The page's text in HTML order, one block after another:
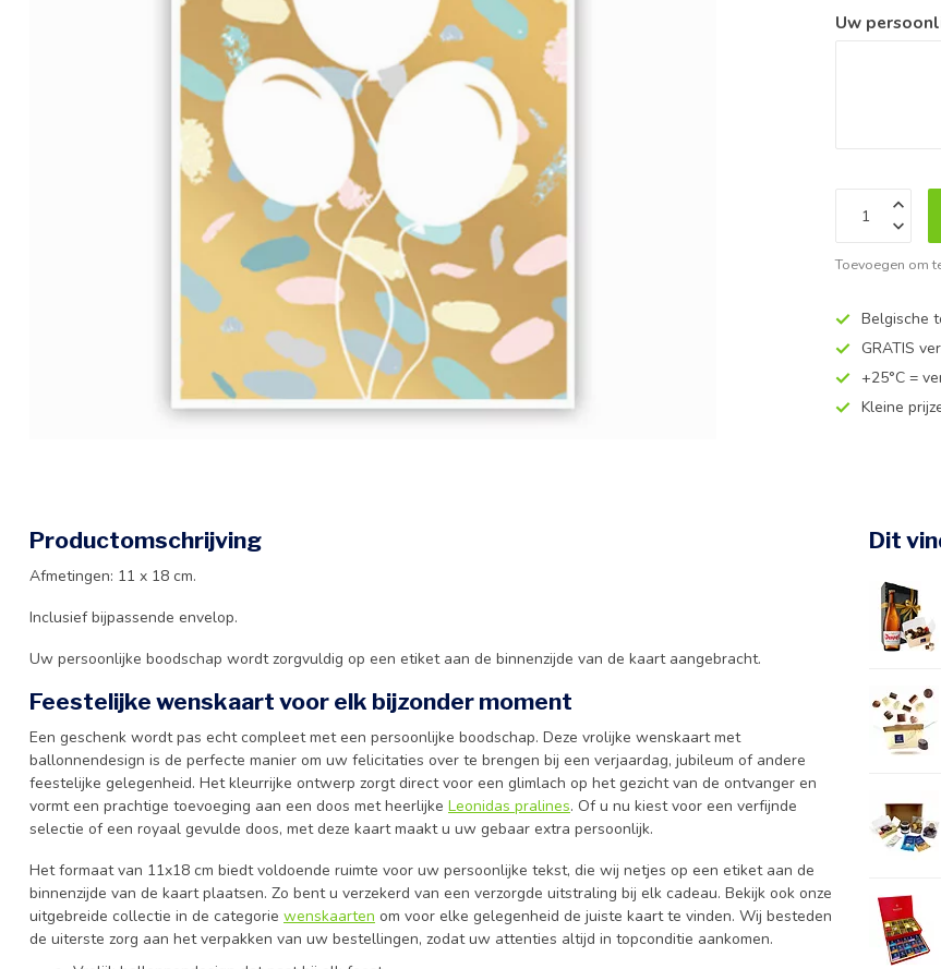
Uw
Toevoegen om
Belgische
GRATIS
+25°C =
Kleine
Productomschrijving
Afmetingen: 11 x 18 cm.
Inclusief bijpassende envelop.
Uw persoonlijke boodschap wordt zorgvuldig op een etiket aan de binnenzijde van de kaart aangebracht.
Feestelijke wenskaart voor elk bijzonder moment
Een geschenk wordt pas echt compleet met een persoonlijke boodschap. Deze vrolijke wenskaart met
ballonnendesign is de perfecte manier om uw felicitaties over te brengen bij een verjaardag, jubileum of andere
feestelijke gelegenheid. Het kleurrijke ontwerp zorgt direct voor een glimlach op het gezicht van de ontvanger en
vormt een prachtige toevoeging aan een doos met heerlijke Leonidas pralines. Of u nu kiest voor een verfijnde
selectie of een royaal gevulde doos, met deze kaart maakt u uw gebaar extra persoonlijk.
Het formaat van 11x18 cm biedt voldoende ruimte voor uw persoonlijke tekst, die wij netjes op een etiket aan de
binnenzijde van de kaart plaatsen. Zo bent u verzekerd van een verzorgde uitstraling bij elk cadeau. Bekijk ook onze
uitgebreide collectie in de categorie wenskaarten om voor elke gelegenheid de juiste kaart te vinden. Wij besteden
de uiterste zorg aan het verpakken van uw bestellingen, zodat uw attenties altijd in topconditie aankomen.
Dit